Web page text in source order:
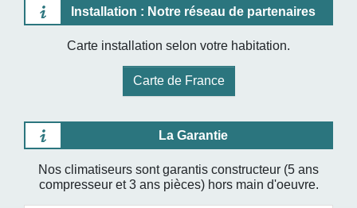
Installation : Notre réseau de partenaires
Carte installation selon votre habitation.
Carte de France
La Garantie
Nos climatiseurs sont garantis constructeur (5 ans
compresseur et 3 ans pièces) hors main d'oeuvre.